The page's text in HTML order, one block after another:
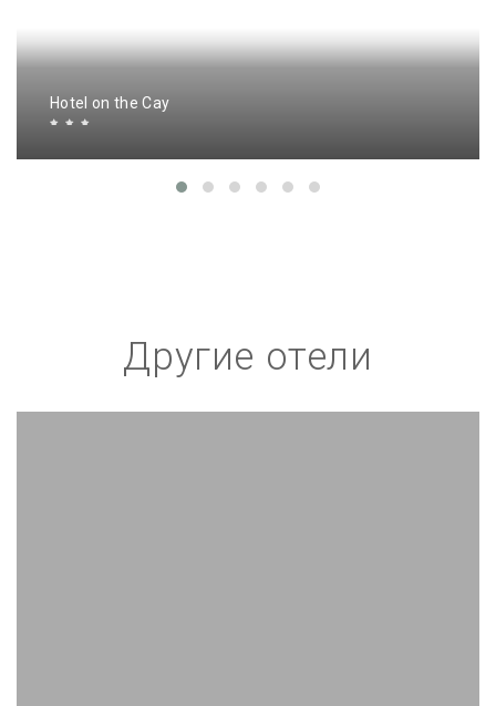
Hotel on the Cay
Другие отели